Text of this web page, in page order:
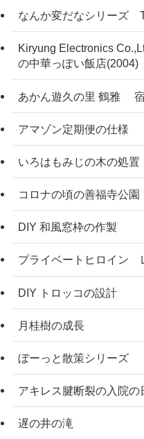
なんか変だなシリーズ
Kiryung Electronics
の中華っぽい飯店(2004)
あかん遊久の里 鶴雅
アマゾン定期便の仕様
いろはもみじの木の処置
コロナの頃の善福寺公園
DIY 和風窓枠の作製
プライベートヒロイン
DIY トロッコの設計
月桂樹の成長
ぼーっと散策シリーズ
アキレス腱断裂の入院の
遅の井の滝